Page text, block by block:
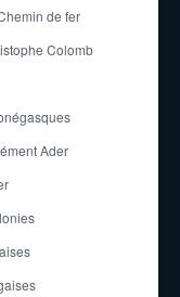
de fer
Colomb
Ader